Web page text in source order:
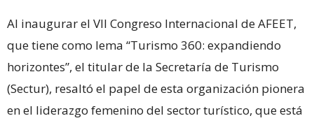
Al inaugurar el VII Congreso Internacional de AFEET,
que tiene como lema “Turismo 360: expandiendo
horizontes”, el titular de la Secretaría de Turismo
(Sectur), resaltó el papel de esta organización pionera
en el liderazgo femenino del sector turístico, que está